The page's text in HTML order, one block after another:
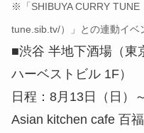
※「SHIBUYA CURRY
tune.sib.tv/）」との連動イベ
■渋谷 半地下酒場（東
ハーベストビル 1F）
日程：8月13日（日）
Asian kitchen cafe 百福